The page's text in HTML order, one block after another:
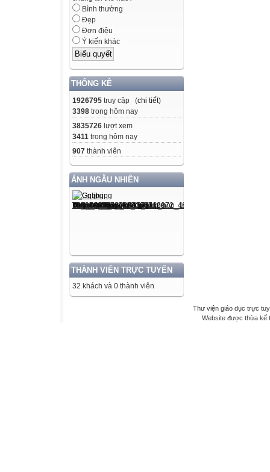
Bình thường
Đẹp
Đơn điệu
Ý kiến khác
THỐNG KÊ
1926795 truy cập (chi tiết)
3398 trong hôm nay
3835726 lượt xem
3411 trong hôm nay
907 thành viên
ẢNH NGẪU NHIÊN
THÀNH VIÊN TRỰC TUYẾN
32 khách và 0 thành viên
Thư viện giáo dục trực
Website được thừa kế